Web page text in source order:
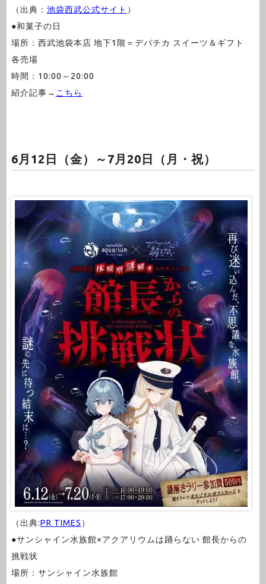
（出典： 池袋西武公式サイト ）
●和菓子の日
場所：西武池袋本店 地下1階＝デパチカ スイーツ＆ギフト
各売場
時間：10:00～20:00
紹介記事→ こちら
6月12日（金）～7月20日（月・祝）
（出典:PR TIMES ）
●サンシャイン水族館×アクアリウムは踊らない 館長からの
挑戦状
場所：サンシャイン水族館